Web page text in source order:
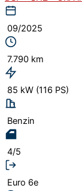
09/2025
7.790 km
85 kW (116 PS)
Benzin
4/5
Euro 6e